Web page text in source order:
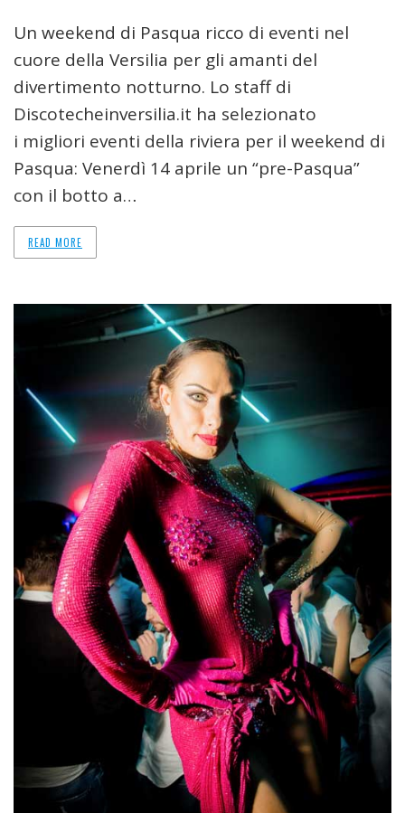
Un weekend di Pasqua ricco di eventi nel
cuore della Versilia per gli amanti del
divertimento notturno. Lo staff di
Discotecheinversilia.it ha selezionato
i migliori eventi della riviera per il weekend di
Pasqua: Venerdì 14 aprile un “pre-Pasqua”
con il botto a…
READ MORE